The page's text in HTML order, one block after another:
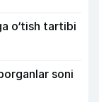
o‘tish tartibi
soni